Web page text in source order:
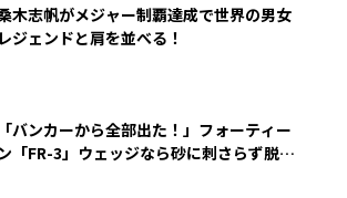
木志帆がメジャー制覇達成で世界の男女
レジェンドと肩を並べる！
「バンカーから全部出た！」フォーティー
「FR-3」ウェッジなら砂に刺さらず脱出